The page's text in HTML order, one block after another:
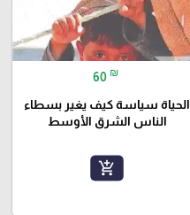
60 ₪
الحياة سياسة كيف يغير بسطاء
الناس الشرق الأوسط
add_shopping_cart